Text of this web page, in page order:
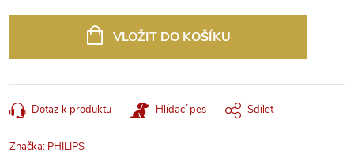
VLOŽIT DO KOŠÍKU
Dotaz k produktu Hlídací pes Sdílet
Značka: PHILIPS